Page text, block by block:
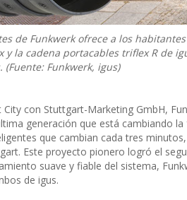
de Funkwerk ofrece a los
y la cadena portacables triflex R de
Funkwerk, igus)
con Stuttgart-Marketing GmbH,
generación que está cambiando
que cambian cada tres
Este proyecto pionero logró el
suave y fiable del sistema,
de igus.